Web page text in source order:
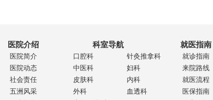
医院介绍
医院简介
医院动态
社会责任
五洲风采
科室导航
口腔科
针灸推拿科
中医科
妇科
皮肤科
内科
外科
血透科
就医指南
就诊指南
来院路线
就医流程
医保指南